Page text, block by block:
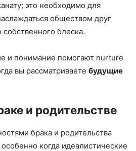
это необходимо для
обществом друг
собственного блеска.
и понимание помогают nurture
вы рассматриваете будущие
и родительстве
брака и родительства
когда идеалистические